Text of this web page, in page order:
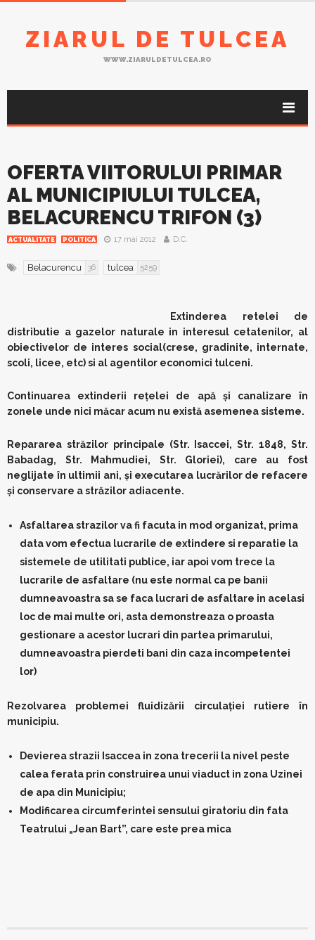
ZIARUL DE TULCEA
WWW.ZIARULDETULCEA.RO
OFERTA VIITORULUI PRIMAR
AL MUNICIPIULUI TULCEA,
BELACURENCU TRIFON (3)
ACTUALITATE POLITICA 17 mai 2012 D.C.
Belacurencu 36 tulcea 5259
Extinderea retelei de
distributie a gazelor naturale in interesul cetatenilor, al
obiectivelor de interes social(crese, gradinite, internate,
scoli, licee, etc) si al agentilor economici tulceni.
Continuarea extinderii reţelei de apă şi canalizare în
zonele unde nici măcar acum nu există asemenea sisteme.
Repararea străzilor principale (Str. Isaccei, Str. 1848, Str.
Babadag, Str. Mahmudiei, Str. Gloriei), care au fost
neglijate în ultimii ani, şi executarea lucrărilor de refacere
şi conservare a străzilor adiacente.
Asfaltarea strazilor va fi facuta in mod organizat, prima
data vom efectua lucrarile de extindere si reparatie la
sistemele de utilitati publice, iar apoi vom trece la
lucrarile de asfaltare (nu este normal ca pe banii
dumneavoastra sa se faca lucrari de asfaltare in acelasi
loc de mai multe ori, asta demonstreaza o proasta
gestionare a acestor lucrari din partea primarului,
dumneavoastra pierdeti bani din caza incompetentei
lor)
Rezolvarea problemei fluidizării circulaţiei rutiere în
municipiu.
Devierea strazii Isaccea in zona trecerii la nivel peste
calea ferata prin construirea unui viaduct in zona Uzinei
de apa din Municipiu;
Modificarea circumferintei sensului giratoriu din fata
Teatrului „Jean Bart”, care este prea mica